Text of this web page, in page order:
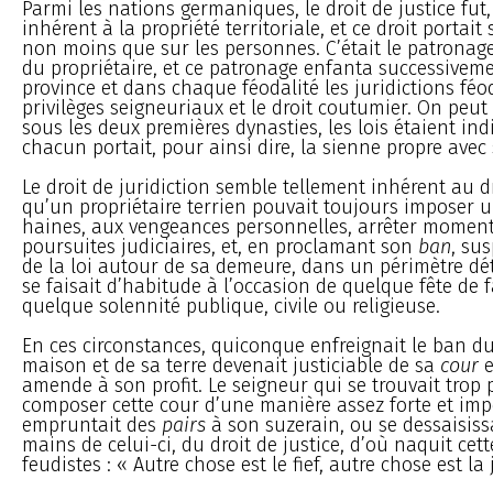
Parmi les nations germaniques, le droit de justice
inhérent à la propriété territoriale, et ce droit portait
non moins que sur les personnes. C’était le
du propriétaire, et ce patronage enfanta
province et dans chaque féodalité les juridictions
privilèges seigneuriaux et le droit coutumier. On
sous les deux premières dynasties, les lois étaient
chacun portait, pour ainsi dire, la sienne propre avec
Le droit de juridiction semble tellement inhérent au
qu’un propriétaire terrien pouvait toujours imposer
haines, aux vengeances personnelles, arrêter
poursuites judiciaires, et, en proclamant son ban,
de la loi autour de sa demeure, dans un périmètre
se faisait d’habitude à l’occasion de quelque fête de
quelque solennité publique, civile ou religieuse.
En ces circonstances, quiconque enfreignait le ban
maison et de sa terre devenait justiciable de sa cour
amende à son profit. Le seigneur qui se trouvait trop
composer cette cour d’une manière assez forte et
empruntait des pairs à son suzerain, ou se
mains de celui-ci, du droit de justice, d’où naquit
feudistes : « Autre chose est le fief, autre chose est la